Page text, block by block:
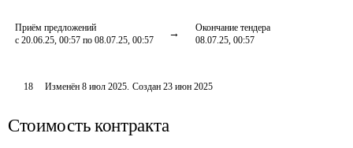
Приём предложений
с 20.06.25, 00:57 по 08.07.25, 00:57
Окончание тендера
08.07.25, 00:57
18 Изменён8 июл 2025. Создан 23 июн 2025
Стоимость контракта